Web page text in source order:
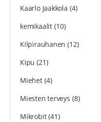
Kaarlo Jaakkola (4)
kemikaalit(10)
Kilpirauhanen (12)
Kipu (21)
Miehet(4)
Miesten terveys (8)
Mikrobit(41)